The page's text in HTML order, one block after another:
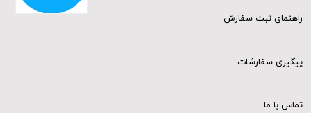
راهنمای ثبت سفارش
پیگیری سفارشات
تماس با ما